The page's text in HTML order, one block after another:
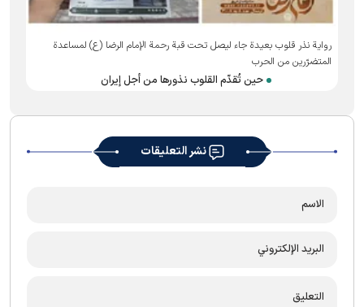
رواية نذر قلوب بعيدة جاء ليصل تحت قبة رحمة الإمام الرضا (ع) لمساعدة
المتضرّرين من الحرب
حين تُقدّم القلوب نذورها من أجل إيران
نشر التعليقات